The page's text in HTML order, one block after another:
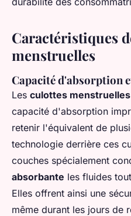
Caractéristiques
menstruelles
Capacité d'absorption
Les culottes menstruelles
capacité d'absorption
retenir l'équivalent de
technologie derrière ces
couches spécialement
absorbante les fluides
Elles offrent ainsi une
même durant les jours de